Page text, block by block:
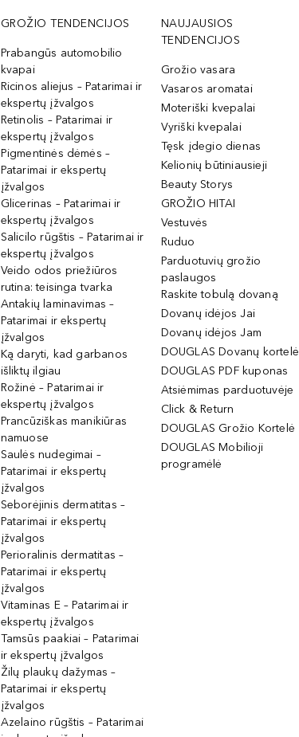
GROŽIO TENDENCIJOS
Prabangūs automobilio
kvapai
Ricinos aliejus – Patarimai ir
ekspertų įžvalgos
Retinolis – Patarimai ir
ekspertų įžvalgos
Pigmentinės dėmės –
Patarimai ir ekspertų
įžvalgos
Glicerinas – Patarimai ir
ekspertų įžvalgos
Salicilo rūgštis – Patarimai ir
ekspertų įžvalgos
Veido odos priežiūros
rutina: teisinga tvarka
Antakių laminavimas –
Patarimai ir ekspertų
įžvalgos
Ką daryti, kad garbanos
išliktų ilgiau
Rožinė – Patarimai ir
ekspertų įžvalgos
Prancūziškas manikiūras
namuose
Saulės nudegimai –
Patarimai ir ekspertų
įžvalgos
Seborėjinis dermatitas –
Patarimai ir ekspertų
įžvalgos
Perioralinis dermatitas –
Patarimai ir ekspertų
įžvalgos
Vitaminas E – Patarimai ir
ekspertų įžvalgos
Tamsūs paakiai – Patarimai
ir ekspertų įžvalgos
Žilų plaukų dažymas –
Patarimai ir ekspertų
įžvalgos
Azelaino rūgštis – Patarimai
NAUJAUSIOS
TENDENCIJOS
Grožio vasara
Vasaros aromatai
Moteriški kvepalai
Vyriški kvepalai
Tęsk įdegio dienas
Kelionių būtiniausieji
Beauty Storys
GROŽIO HITAI
Vestuvės
Ruduo
Parduotuvių grožio
paslaugos
Raskite tobulą dovaną
Dovanų idėjos Jai
Dovanų idėjos Jam
DOUGLAS Dovanų kortelė
DOUGLAS PDF kuponas
Atsiėmimas parduotuvėje
Click & Return
DOUGLAS Grožio Kortelė
DOUGLAS Mobilioji
programėlė